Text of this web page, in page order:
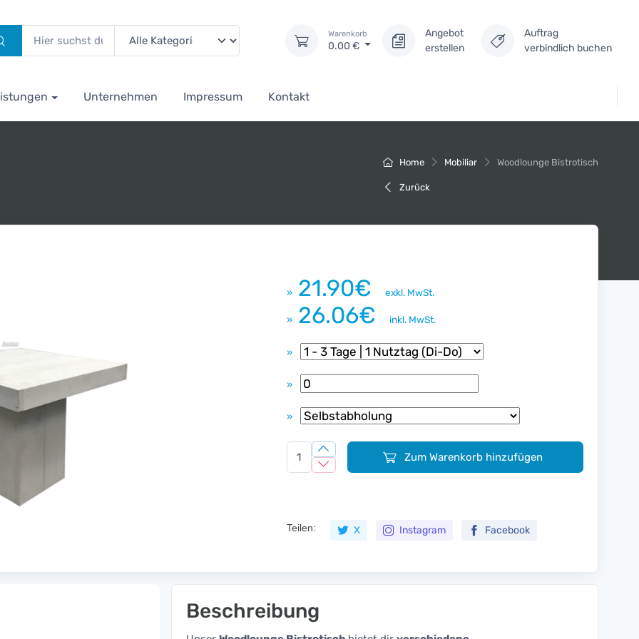
Warenkorb
0.00 €
Angebot
erstellen
Auftrag
verbindlich buchen
Unternehmen Impressum Kontakt
Home Mobiliar Woodlounge Bistrotisch
Zurück
» 21.90€ exkl. MwSt.
» 26.06€ inkl. MwSt.
»
»
»
Zum Warenkorb hinzufügen
Teilen: X Instagram Facebook
Beschreibung